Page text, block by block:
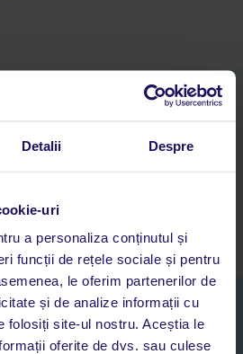
Detalii Despre
uri
a personaliza conținutul și
funcții de rețele sociale și pentru
le oferim partenerilor de
și de analize informații cu
folosiți site-ul nostru. Aceștia le
oferite de dvs. sau culese
TUI
care îți plac și revii oricând la ele
pe toată durata vacanței
vă la newsletter